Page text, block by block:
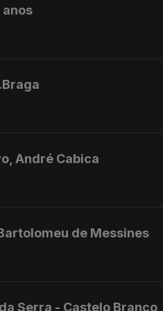
anos
André Cabica
de Messines
Serra - Castelo Branco